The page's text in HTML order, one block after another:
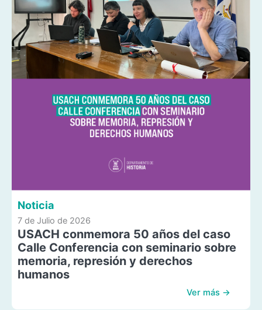
Noticia
7 de Julio de 2026
USACH conmemora 50 años del caso
Calle Conferencia con seminario sobre
memoria, represión y derechos
humanos
Ver más →